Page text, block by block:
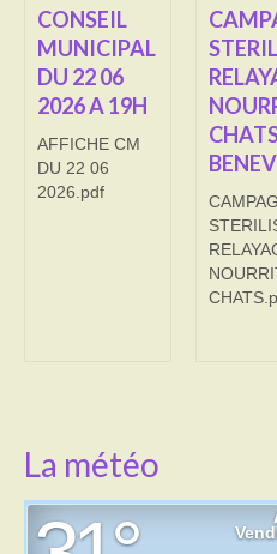
Transport
Cimetière
Culte
Correspondants de presse
LE BRULAGE DES
CONSEIL
MUNICIPAL
DU 22 06
2026 A 19H
AFFICHE CM
DU 22 06
2026.pdf
La météo